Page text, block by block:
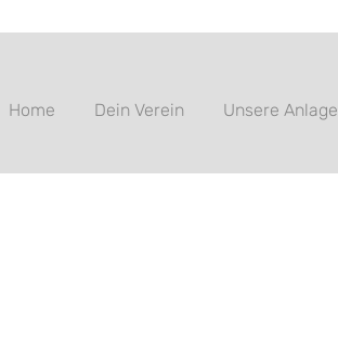
Home Dein Verein Unsere Anlage